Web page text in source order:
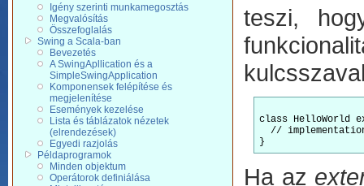
Igény szerinti munkamegosztás
Megvalósítás
Összefoglalás
Swing a Scala-ban
Bevezetés
A SwingApllication és a
SimpleSwingApplication
Komponensek felépítése és
megjelenítése
Események kezelése
Lista és táblázatok nézetek
(elrendezések)
Egyedi razjolás
Példaprogramok
Minden objektum
Operátorok definiálása
teszi,
class HelloWorld
//
Ha az